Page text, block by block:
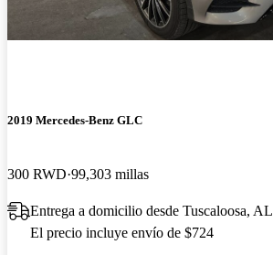
2019 Mercedes-Benz GLC
300 RWD 99,303 millas
Entrega a domicilio desde Tuscaloosa, AL
El precio incluye envío de $724